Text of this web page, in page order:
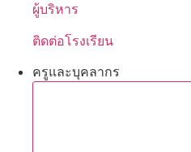
ผู้บริหาร
ติดต่อโรงเรียน
ครูและบุคลากร